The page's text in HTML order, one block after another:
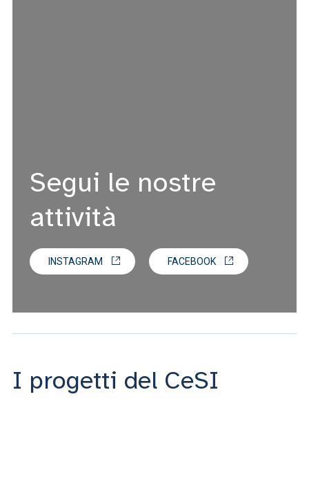
Segui le nostre
attività
INSTAGRAM FACEBOOK
I progetti del CeSI